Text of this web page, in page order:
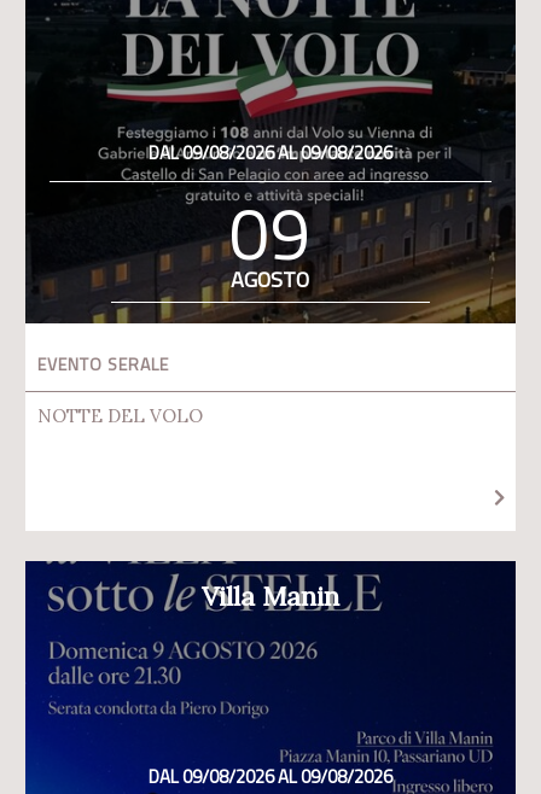
DAL 09/08/2026 AL 09/08/2026
09
AGOSTO
EVENTO SERALE
NOTTE DEL VOLO
Villa Manin
DAL 09/08/2026 AL 09/08/2026